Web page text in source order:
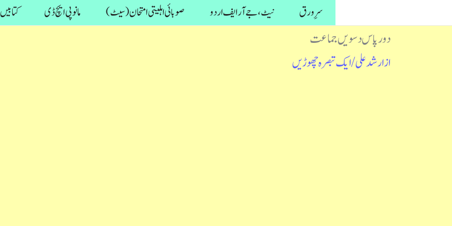
سرِ ورق نیٹ، جے آر ایف اردو صوبائی اہلیتی امتحان (سیٹ) مانو پی ایچ ڈی کتابیں
دور پاس دسویں جماعت
ازارشد علی/ایک تبصرہ چھوڑیں